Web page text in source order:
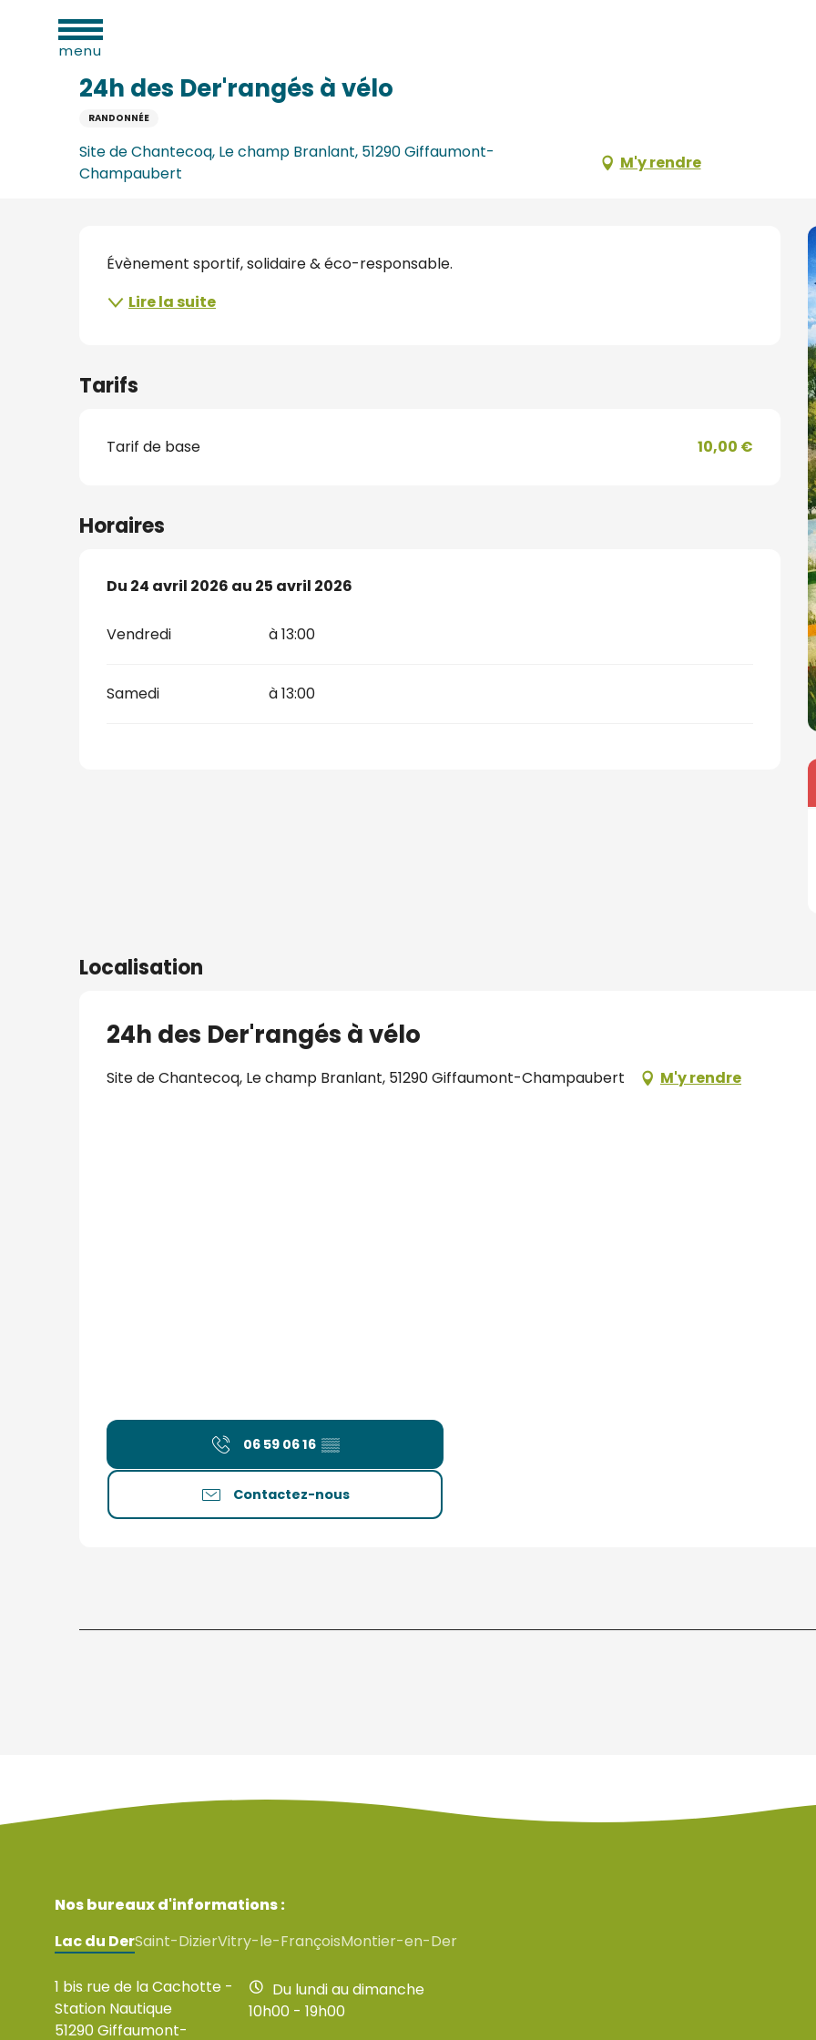
contenumenu
Accueil
24h des Der'rangés à vélo
RANDONNÉE
Site de Chantecoq, Le champ Branlant, 51290 Giffaumont-
Champaubert
M'y rendre
Description
Évènement sportif, solidaire & éco-responsable.
Lire la suite
Tarifs
Tarif de base 10,00 €
Horaires
Du 24 avril 2026 au 25 avril 2026
Du 24 avril 2026 au 25 avril 2026
Vendredi à 13:00
Samedi à 13:00
Localisation
24h des Der'rangés à vélo
Site de Chantecoq, Le champ Branlant, 51290 Giffaumont-Champaubert M'y rendre
06 59 06 16 ▒▒
Contactez-nous
Nos bureaux d'informations :
Lac du DerSaint-DizierVitry-le-FrançoisMontier-en-Der
1 bis rue de la Cachotte -
Station Nautique
51290 Giffaumont-
Du lundi au dimanche
10h00 - 19h00